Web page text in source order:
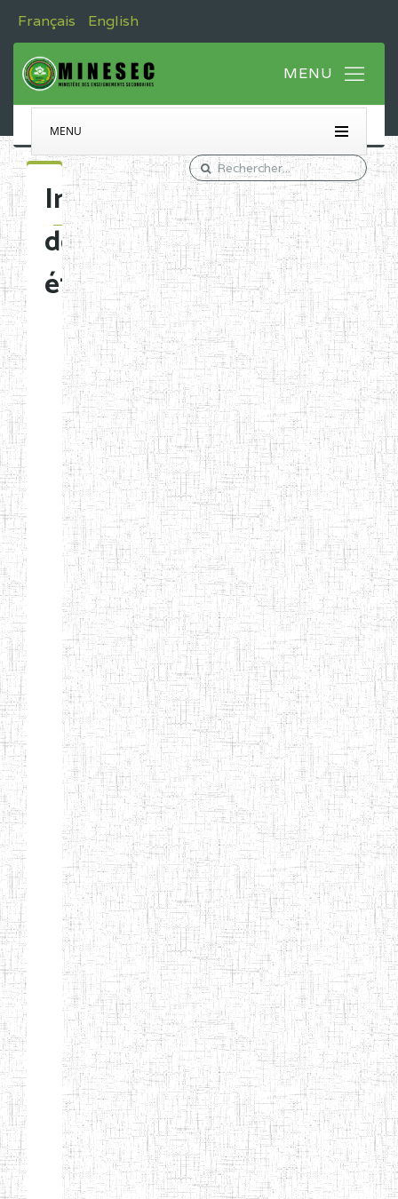
Français English
MENU
Immatriculation
des
établissements
Etablissements
d'enseignement
normal
ENI
Chercher:
Effacer les filtres
Denomination
Type
Nature
Arrondissement
Denomination Création Type
ENIEG LES
MOINILLONS
25/09/1995 ENIEG Privé
ENPIEG
BILINGUE
MAGAWATI
10/10/2013 ENIEG Privé